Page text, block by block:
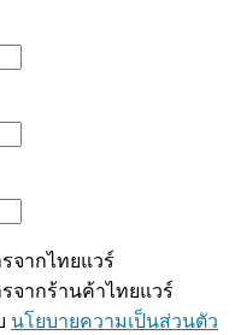
จากไทยแวร์
จากร้านค้าไทยแวร์
นโยบายความเป็นส่วนตัว